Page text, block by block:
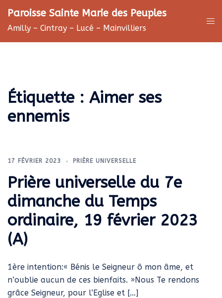
au
contenu
Paroisse Sainte Marie des Peuples
Amilly – Cintray – Lucé – Mainvilliers
Étiquette : Aimer ses
ennemis
17 FÉVRIER 2023 PRIÈRE UNIVERSELLE
Prière universelle du 7e
dimanche du Temps
ordinaire, 19 février 2023
(A)
1ère intention:« Bénis le Seigneur ô mon âme, et
n’oublie aucun de ces bienfaits. »Nous Te rendons
grâce Seigneur, pour l’Eglise et […]